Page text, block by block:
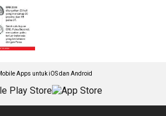
Apps untuk iOS dan Android